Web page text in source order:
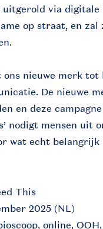
uitgerold via digitale
op straat, en
nieuwe merk tot
De nieuwe
en deze
nodigt mensen uit
wat echt belangrijk
This
2025 (NL)
online,